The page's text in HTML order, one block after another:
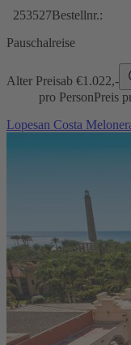
253527Bestellnr.:
Pauschalreise
Alter Preisab €1.022,-
pro PersonPreis
Lopesan Costa